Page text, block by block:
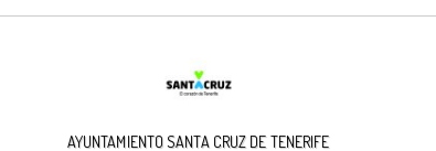
AYUNTAMIENTO SANTA CRUZ DE TENERIFE